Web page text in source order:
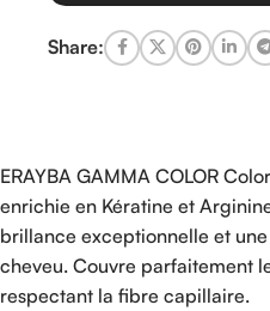
Share:
ERAYBA GAMMA COLOR
enrichie en Kératine et
brillance exceptionnelle et
cheveu. Couvre parfaitement
respectant la fibre capillaire.